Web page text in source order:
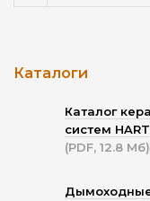
Каталоги
Каталог
систем HART
(PDF, 12.8 Мб)
Дымоходные